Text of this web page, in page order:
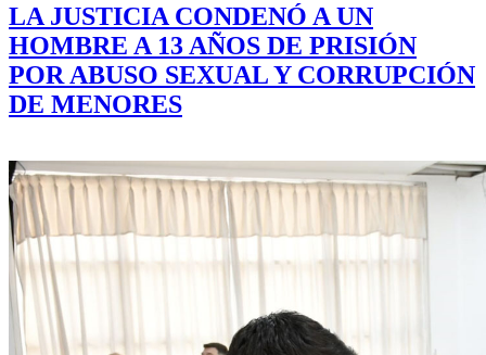
LA JUSTICIA CONDENÓ A UN
HOMBRE A 13 AÑOS DE PRISIÓN
POR ABUSO SEXUAL Y CORRUPCIÓN
DE MENORES